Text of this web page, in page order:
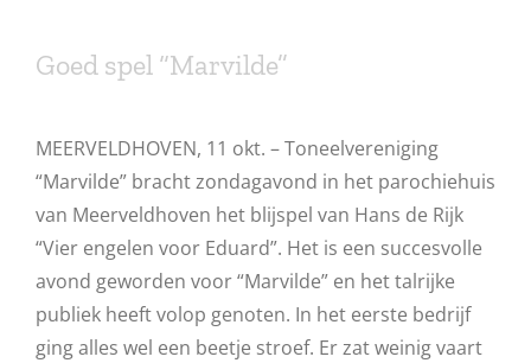
Goed spel “Marvilde”
MEERVELDHOVEN, 11 okt. – Toneelvereniging
“Marvilde” bracht zondagavond in het parochiehuis
van Meerveldhoven het blijspel van Hans de Rijk
“Vier engelen voor Eduard”. Het is een succesvolle
avond geworden voor “Marvilde” en het talrijke
publiek heeft volop genoten. In het eerste bedrijf
ging alles wel een beetje stroef. Er zat weinig vaart